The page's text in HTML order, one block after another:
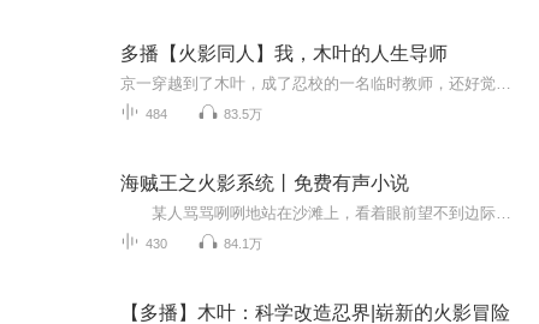
多播【火影同人】我，木叶的人生导师
484 83.5万
海贼王之火影系统丨免费有声小说
430 84.1万
【多播】木叶：科学改造忍界|崭新的火影冒险